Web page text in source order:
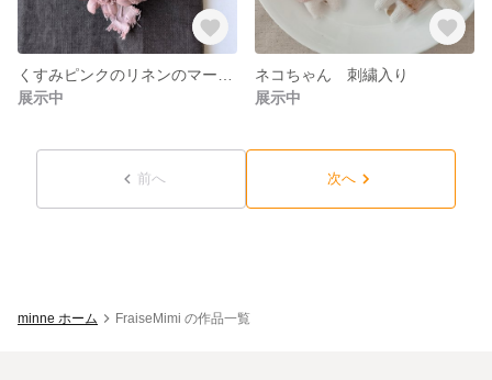
展示中
ネコちゃん 刺繍入り
展示中
前へ 次へ
minne ホーム FraiseMimi の作品一覧